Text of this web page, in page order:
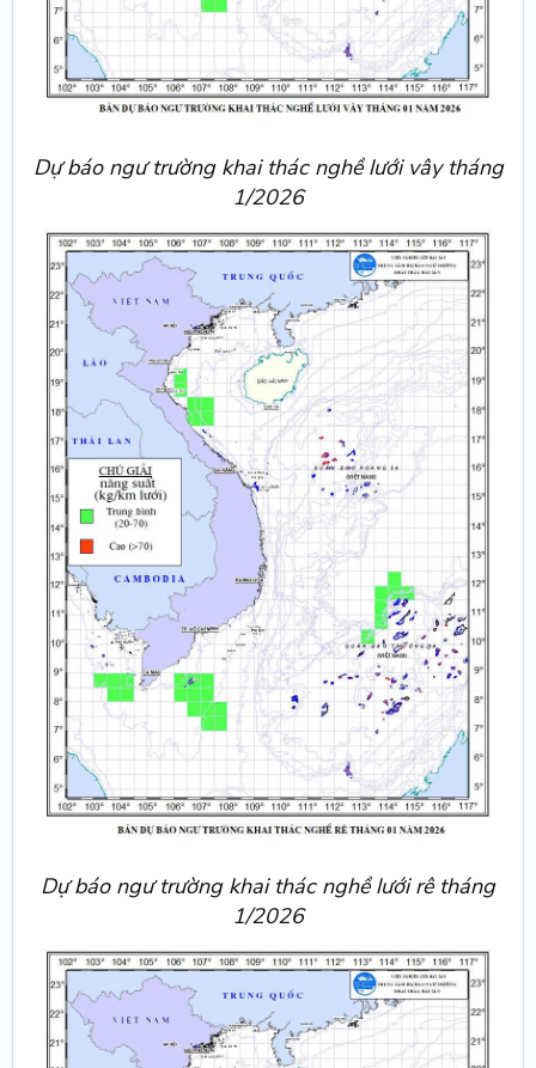
Dự báo ngư trường khai thác nghề lưới vây tháng
1/2026
Dự báo ngư trường khai thác nghề lưới rê tháng
1/2026